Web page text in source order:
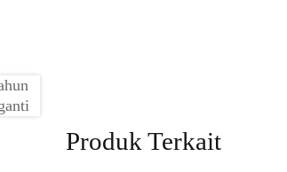
Produk Terkait